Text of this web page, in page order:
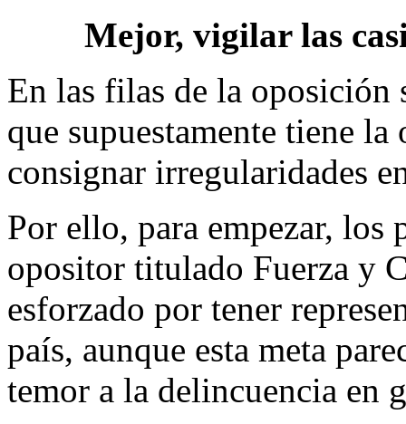
Mejor, vigilar las
En las filas de la oposición
que supuestamente tiene
consignar irregularidades
Por ello, para empezar, los
opositor titulado Fuerza y
esforzado por tener
país, aunque esta meta
temor a la delincuencia en